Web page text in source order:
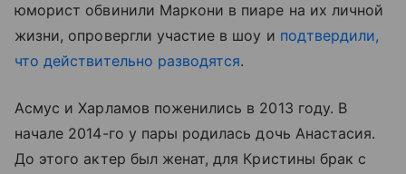
юморист обвинили Маркони в пиаре на их личной
жизни, опровергли участие в шоу и подтвердили,
что действительно разводятся.
Асмус и Харламов поженились в 2013 году. В
начале 2014-го у пары родилась дочь Анастасия.
До этого актер был женат, для Кристины брак с